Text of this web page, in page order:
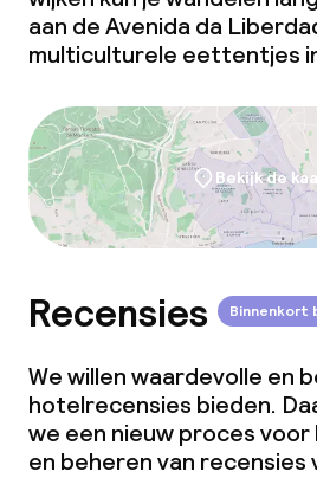
Speciale dieetopties
Faciliteiten en diensten
Babysitservice
Wasfaciliteiten
Wasservice
aan de Avenida da
multiculturele eettentjes
Bekijk de
Recensies Binnenkort
We willen waardevolle en
hotelrecensies bieden.
we een nieuw proces
en beheren van recensies